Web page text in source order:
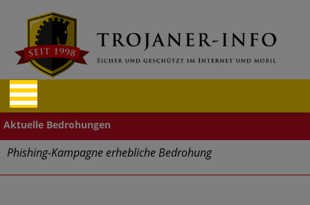
Phishing-Kampagne erhebliche Bedrohung